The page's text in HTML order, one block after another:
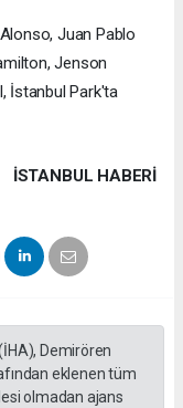
Juan Pablo
Jenson
İstanbul Park'ta
İSTANBUL HABERİ
Demirören
eklenen tüm
olmadan ajans